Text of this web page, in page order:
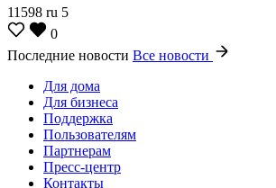
11598 ru 5
0
Последние новости Все новости
Для дома
Для бизнеса
Поддержка
Пользователям
Партнерам
Пресс-центр
Контакты